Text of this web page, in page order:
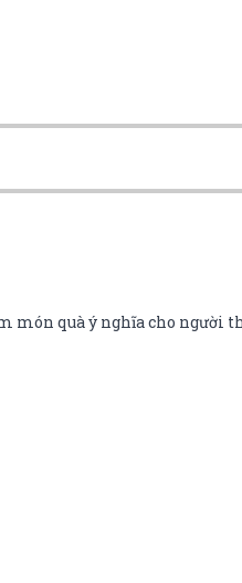
món quà ý nghĩa cho người